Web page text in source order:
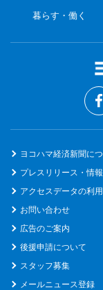
暮らす・働く
ヨコハマ経済新聞に
プレスリリース・情
アクセスデータの利
お問い合わせ
広告のご案内
後援申請について
スタッフ募集
メールニュース登録